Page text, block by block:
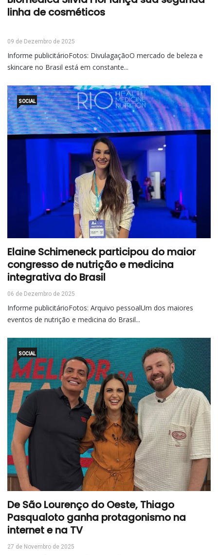
linha de cosméticos
09 de Dezembro de 2025
Informe publicitárioFotos: DivulagaçãoO mercado de beleza e
skincare no Brasil está em constante...
SOCIAL
Elaine Schimeneck participou do maior
congresso de nutrição e medicina
integrativa do Brasil
06 de Dezembro de 2025
Informe publicitárioFotos: Arquivo pessoalUm dos maiores
eventos de nutrição e medicina do Brasil...
SOCIAL
De São Lourenço do Oeste, Thiago
Pasqualoto ganha protagonismo na
internet e na TV
27 de Novembro de 2025